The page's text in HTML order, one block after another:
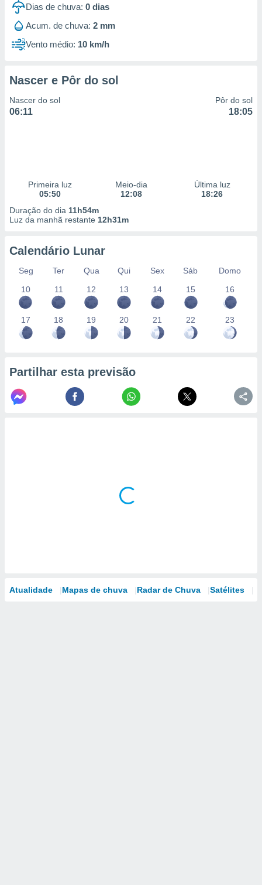
utilizar
de dados
fontes,
através
estudos
Dias de chuva: 0 dias
Acum. de chuva: 2 mm
Vento médio: 10 km/h
Nascer e Pôr do sol
Nascer do sol
06:11
Pôr do sol
18:05
Primeira luz
05:50
Meio-dia
12:08
Última luz
18:26
Duração do dia 11h54m
Luz da manhã restante 12h31m
Calendário Lunar
Seg Ter Qua Qui Sex Sáb
Domo
10
11 12 13 14 15 16
17 18 19 20 21 22 23
Partilhar esta previsão
Atualidade Mapas de chuva Radar de Chuva Satélites